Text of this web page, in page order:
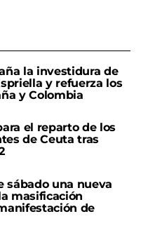
la investidura de
y refuerza los
y Colombia
el reparto de los
de Ceuta tras
sábado una nueva
masificación
de